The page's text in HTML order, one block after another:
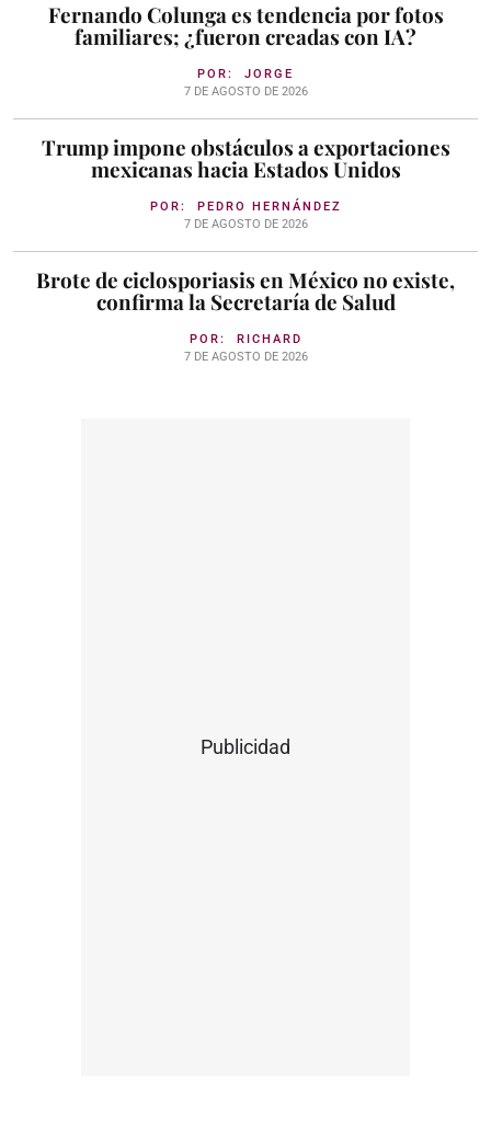
Fernando Colunga es tendencia por fotos
familiares; ¿fueron creadas con IA?
POR: JORGE
7 DE AGOSTO DE 2026
Trump impone obstáculos a exportaciones
mexicanas hacia Estados Unidos
POR: PEDRO HERNÁNDEZ
7 DE AGOSTO DE 2026
Brote de ciclosporiasis en México no existe,
confirma la Secretaría de Salud
POR: RICHARD
7 DE AGOSTO DE 2026
Publicidad